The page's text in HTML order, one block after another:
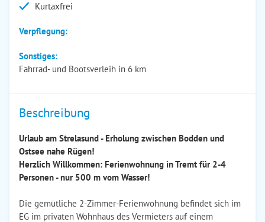
Kurtaxfrei
Verpflegung:
Sonstiges:
Fahrrad- und Bootsverleih in 6 km
Beschreibung
Urlaub am Strelasund - Erholung zwischen Bodden und
Ostsee nahe Rügen!
Herzlich Willkommen: Ferienwohnung in Tremt für 2-4
Personen - nur 500 m vom Wasser!
Die gemütliche 2-Zimmer-Ferienwohnung befindet sich im
EG im privaten Wohnhaus des Vermieters auf einem